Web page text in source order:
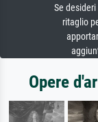
Se
ritaglio
Opere